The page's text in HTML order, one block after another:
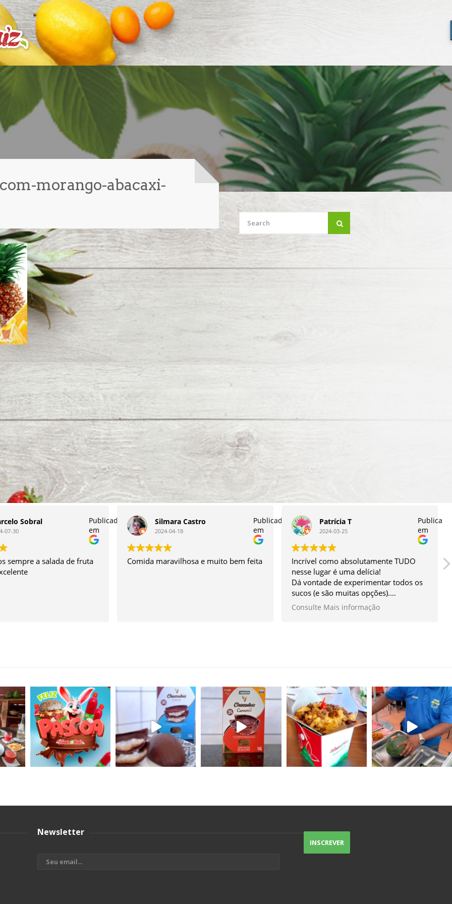
morango-abacaxi-
Publicado
em
Sobral
07-30
sempre a salada de fruta
Publicado
em
Silmara Castro
2024-04-18
Comida maravilhosa e muito bem feita
Publicado
em
Patrícia T
2024-03-25
Incrível como absolutamente TUDO
nesse lugar é uma delícia!
Dá vontade de experimentar todos os
sucos (e são muitas opções).
O sanduíche é enorme e ao mesmo
tempo super leve, vc come e fica
particularmente não consigo escolher
uma preferida porque todas são
excelentes.
O destaque vai pros nachos, um
Doritos gostoso (sem sabor de
indústria), e pro atendimento de
excelência.
Consulte Mais informação
Newsletter